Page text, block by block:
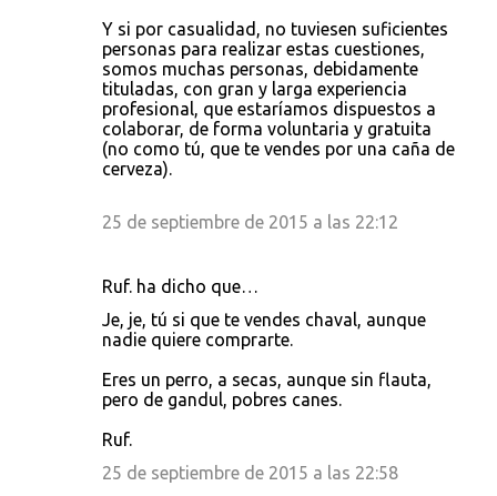
Y si por casualidad, no tuviesen suficientes
personas para realizar estas cuestiones,
somos muchas personas, debidamente
tituladas, con gran y larga experiencia
profesional, que estaríamos dispuestos a
colaborar, de forma voluntaria y gratuita
(no como tú, que te vendes por una caña de
cerveza).
25 de septiembre de 2015 a las 22:12
Ruf. ha dicho que…
Je, je, tú si que te vendes chaval, aunque
nadie quiere comprarte.
Eres un perro, a secas, aunque sin flauta,
pero de gandul, pobres canes.
Ruf.
25 de septiembre de 2015 a las 22:58